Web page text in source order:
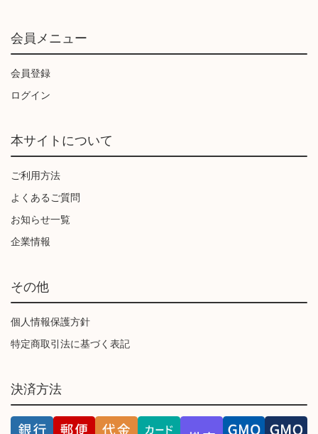
会員メニュー
会員登録
ログイン
本サイトについて
ご利用方法
よくあるご質問
お知らせ一覧
企業情報
その他
個人情報保護方針
特定商取引法に基づく表記
決済方法